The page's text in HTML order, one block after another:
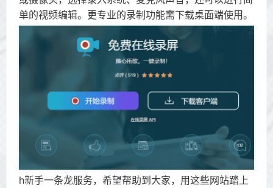
单的视频编辑。更专业的录制功能需下载桌面端使用。
h新手一条龙服务，希望帮助到大家，用这些网站踏上